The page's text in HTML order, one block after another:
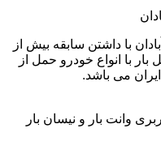
با داشتن سابقه بیش از
بار با انواع خودرو حمل از
می باشد.
وانت بار و نیسان بار